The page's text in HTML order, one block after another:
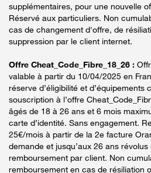
supplémentaires, pour une nouvelle
Réservé aux particuliers. Non
cas de changement d'offre, de
suppression par le client internet.
Offre Cheat_Code_Fibre_18_26 :
valable à partir du 10/04/2025 en
réserve d’éligibilité et d’équipements
souscription à l’offre
âgés de 18 à 26 ans et 6 mois
carte d’identité. Sans engagement.
25€/mois à partir de la 2e facture
demande et jusqu’aux 26 ans
remboursement par client. Non
remboursement en cas de résiliation